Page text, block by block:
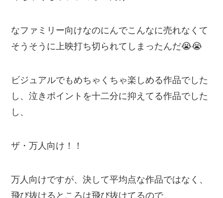
なファミリー向けなのにんでこんなに売れなくて
そうそうに上映打ち切られてしまったんだ😭😭
ビジュアルでもめちゃくちゃ楽しめる作品でした
し、泣きポイントを十二分に抑えてる作品でした
し、
ザ・万人向け！！
万人向けですが、決して平均点な作品ではなく、
飛び抜けるところは飛び抜けてるので、